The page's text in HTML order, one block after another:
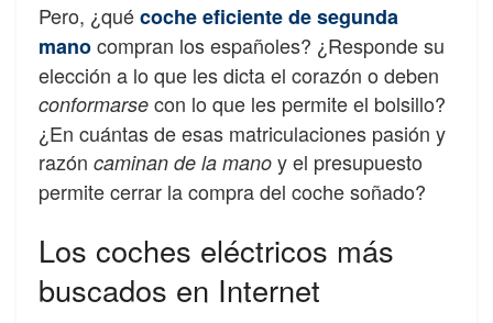
Pero, ¿quécoche eficiente de segunda
manocompran los españoles? ¿Responde su
elección a lo que les dicta el corazón o deben
conformarse con lo que les permite el bolsillo?
¿En cuántas de esas matriculaciones pasión y
razón caminan de la mano y el presupuesto
permite cerrar la compra del coche soñado?
Los coches eléctricos más
buscados en Internet